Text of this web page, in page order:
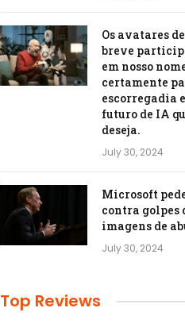
Os avatares
breve
em nosso
certamente
escorregadia
futuro de IA
deseja.
July 30, 2024
Microsoft
contra golpes
imagens de
July 30, 2024
Top Reviews